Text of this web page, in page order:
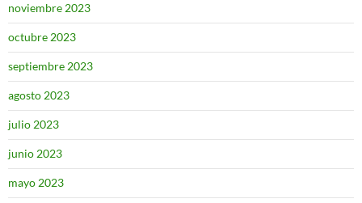
noviembre 2023
octubre 2023
septiembre 2023
agosto 2023
julio 2023
junio 2023
mayo 2023